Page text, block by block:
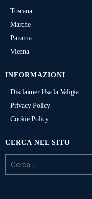
Toscana
Marche
Panama
Vienna
INFORMAZIONI
Disclaimer Usa la Valigia
Privacy Policy
Cookie Policy
CERCA NEL SITO